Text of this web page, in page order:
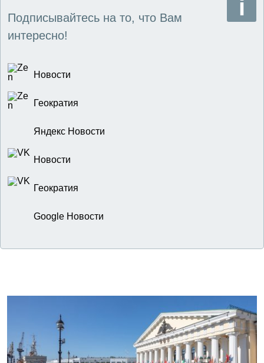
Подписывайтесь на то, что Вам
интересно!
Новости
Геократия
Яндекс Новости
Новости
Геократия
Google Новости